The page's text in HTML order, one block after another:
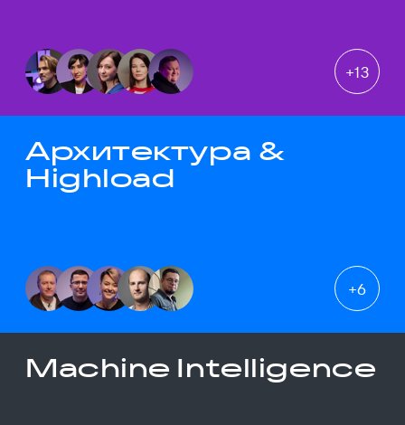
+13
Архитектура &
Highload
+6
Machine Intelligence